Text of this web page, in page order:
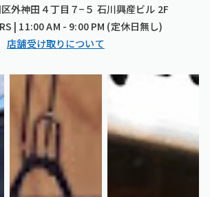
外神田４丁目７−５ 石川興産ビル 2F
| 11:00 AM - 9:00 PM (定休日無し)
店舗受け取りについて